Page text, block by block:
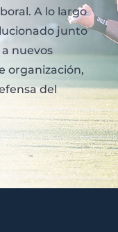
A lo largo
junto
nuevos
organización,
del